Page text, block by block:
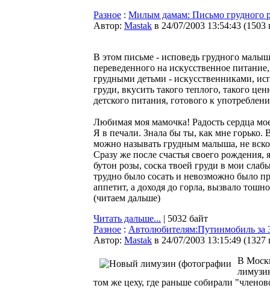
Разное : Милым дамам: Письмо грудного
Автор: Мastak в 24/07/2003 13:54:43 (1503
В этом письме - исповедь грудного
переведенного на искусственное
грудными детьми - искусственниками,
груди, вкусить такого теплого, такого
детского питания, готового к
Любимая моя мамочка! Радость сердца
Я в печали. Знала бы ты, как мне горько.
можно называть грудным малыша, не
Сразу же после счастья своего
бутон розы, соска твоей груди в мои
трудно было сосать и невозможно было
аппетит, а доходя до горла, вызвало
(читаем дальше)
Читать дальше... | 5032 байт
Разное : Автолюбителям:Путинмобиль за
Автор: Мastak в 24/07/2003 13:15:49 (1327
В
том же цеху, где раньше собирали